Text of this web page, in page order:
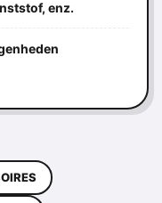
enz.